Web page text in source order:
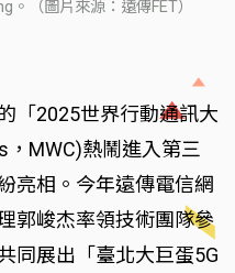
（圖片來源：遠傳FET）
「2025世界行動通訊大
，MWC)熱鬧進入第三
亮相。今年遠傳電信網
郭峻杰率領技術團隊參
同展出「臺北大巨蛋5G